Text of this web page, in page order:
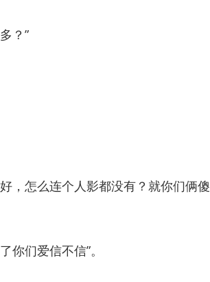
？”
怎么连个人影都没有？就你们俩傻
们爱信不信”。